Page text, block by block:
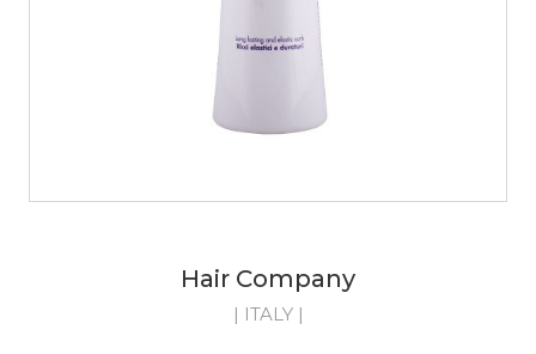
Hair Company
| ITALY |